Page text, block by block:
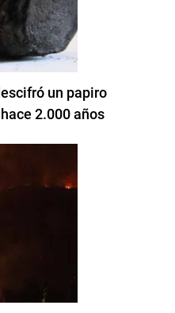
un papiro
2.000 años